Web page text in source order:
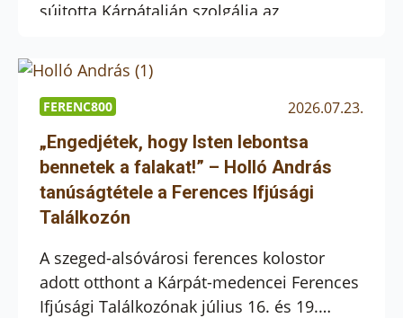
sújtotta Kárpátalján szolgálja az
Varga Kamill OFM Peruról, Szent Ferenc
örökségéről, a háború árnyékában végzett
lelkipásztori munkáról és a néphez való
közelség fontosságáról kérdezte az Új
Város Online-on közölt interjúban. „Amiről
lemondunk, azt a Jóisten valamilyen […]
FERENC800 2026.07.23.
„Engedjétek, hogy Isten lebontsa
bennetek a falakat!” – Holló András
tanúságtétele a Ferences Ifjúsági
Találkozón
A szeged-alsóvárosi ferences kolostor
adott otthont a Kárpát-medencei Ferences
Ifjúsági Találkozónak július 16. és 19.